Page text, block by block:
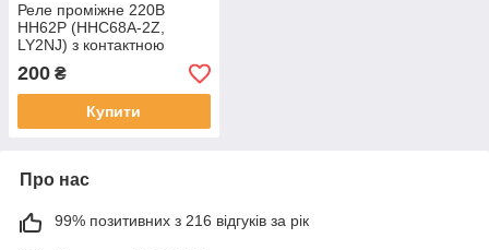
Реле проміжне 220В
HH62P (HHC68A-2Z,
LY2NJ) з контактною
площадкою PTF08A 10А
200 ₴
Купити
Про нас
99% позитивних з 216 відгуків за рік